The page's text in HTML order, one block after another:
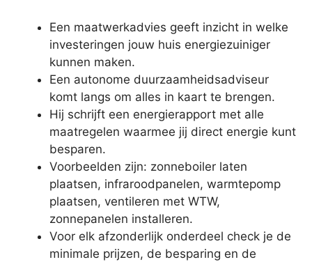
Een maatwerkadvies geeft inzicht in welke
investeringen jouw huis energiezuiniger
kunnen maken.
Een autonome duurzaamheidsadviseur
komt langs om alles in kaart te brengen.
Hij schrijft een energierapport met alle
maatregelen waarmee jij direct energie kunt
besparen.
Voorbeelden zijn: zonneboiler laten
plaatsen, infraroodpanelen, warmtepomp
plaatsen, ventileren met WTW,
zonnepanelen installeren.
Voor elk afzonderlijk onderdeel check je de
minimale prijzen, de besparing en de